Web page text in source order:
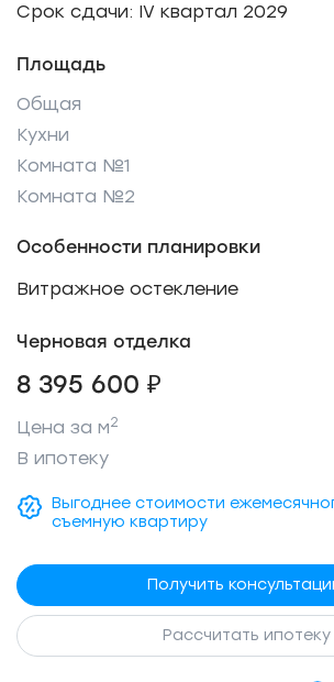
Срок сдачи: IV квартал 2029
Площадь
Общая
Кухни
Комната №1
Комната №2
Особенности планировки
Витражное остекление
Черновая отделка
8 395 600 ₽
Цена за м2
В ипотеку
Выгоднее стоимости
съемную квартиру
Получить
Рассчитать ипотеку